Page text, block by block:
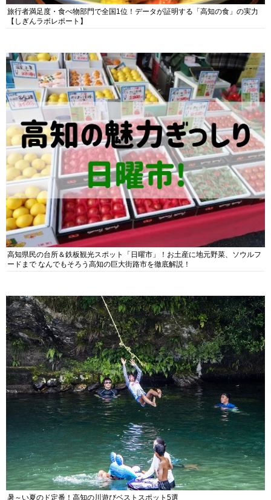
旅行者満足度・食べ物部門で全国1位！データが証明する「高知の食」の実力
【しぎんラボレポート】
高知県民の台所＆鉄板観光スポット「日曜市」！お土産に地元野菜、ソウルフ
ードまで なんでもそろう高知の巨大街路市を徹底解説！
暑～い夏のド定番！高知の川遊びベストスポット5選